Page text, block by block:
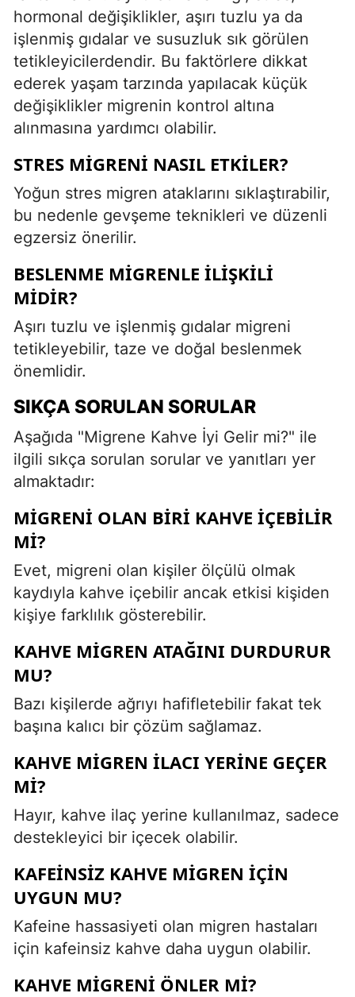
hormonal değişiklikler, aşırı tuzlu ya da
işlenmiş gıdalar ve susuzluk sık görülen
tetikleyicilerdendir. Bu faktörlere dikkat
ederek yaşam tarzında yapılacak küçük
değişiklikler migrenin kontrol altına
alınmasına yardımcı olabilir.
STRES MIGRENI NASIL ETKILER?
Yoğun stres migren ataklarını sıklaştırabilir,
bu nedenle gevşeme teknikleri ve düzenli
egzersiz önerilir.
BESLENME MIGRENLE İLIŞKILI
MIDIR?
Aşırı tuzlu ve işlenmiş gıdalar migreni
tetikleyebilir, taze ve doğal beslenmek
önemlidir.
SIKÇA SORULAN SORULAR
Aşağıda "Migrene Kahve İyi Gelir mi?" ile
ilgili sıkça sorulan sorular ve yanıtları yer
almaktadır:
MIGRENI OLAN BIRI KAHVE İÇEBILIR
MI?
Evet, migreni olan kişiler ölçülü olmak
kaydıyla kahve içebilir ancak etkisi kişiden
kişiye farklılık gösterebilir.
KAHVE MIGREN ATAĞINI DURDURUR
MU?
Bazı kişilerde ağrıyı hafifletebilir fakat tek
başına kalıcı bir çözüm sağlamaz.
KAHVE MIGREN İLACI YERINE GEÇER
MI?
Hayır, kahve ilaç yerine kullanılmaz, sadece
destekleyici bir içecek olabilir.
KAFEINSIZ KAHVE MIGREN İÇIN
UYGUN MU?
Kafeine hassasiyeti olan migren hastaları
için kafeinsiz kahve daha uygun olabilir.
KAHVE MIGRENI ÖNLER MI?